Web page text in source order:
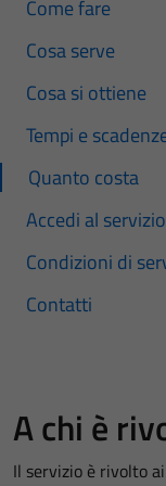
Come fare
Cosa serve
Cosa si ottiene
Tempi e
Quanto costa
Accedi al servizio
Condizioni di
Contatti
A chi è
Il servizio è rivolto